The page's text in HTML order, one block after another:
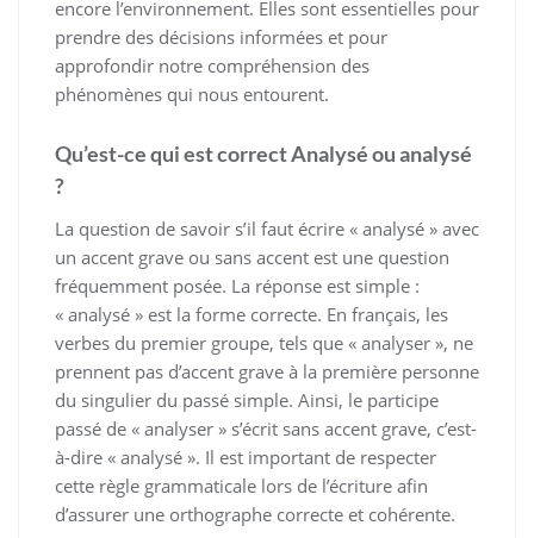
encore l’environnement. Elles sont essentielles pour
prendre des décisions informées et pour
approfondir notre compréhension des
phénomènes qui nous entourent.
Qu’est-ce qui est correct Analysé ou analysé
?
La question de savoir s’il faut écrire « analysé » avec
un accent grave ou sans accent est une question
fréquemment posée. La réponse est simple :
« analysé » est la forme correcte. En français, les
verbes du premier groupe, tels que « analyser », ne
prennent pas d’accent grave à la première personne
du singulier du passé simple. Ainsi, le participe
passé de « analyser » s’écrit sans accent grave, c’est-
à-dire « analysé ». Il est important de respecter
cette règle grammaticale lors de l’écriture afin
d’assurer une orthographe correcte et cohérente.